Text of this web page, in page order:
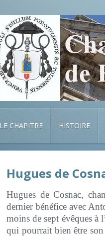
LE CHAPITRE HISTOIRE
Hugues de
Hugues de Cosnac,
dernier bénéfice avec
moins de sept évêques
qui pourrait bien être